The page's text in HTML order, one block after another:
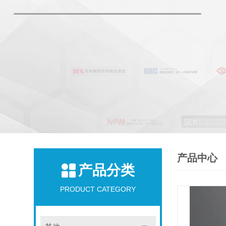
产品分类
PRODUCT CATEGORY
产品中心